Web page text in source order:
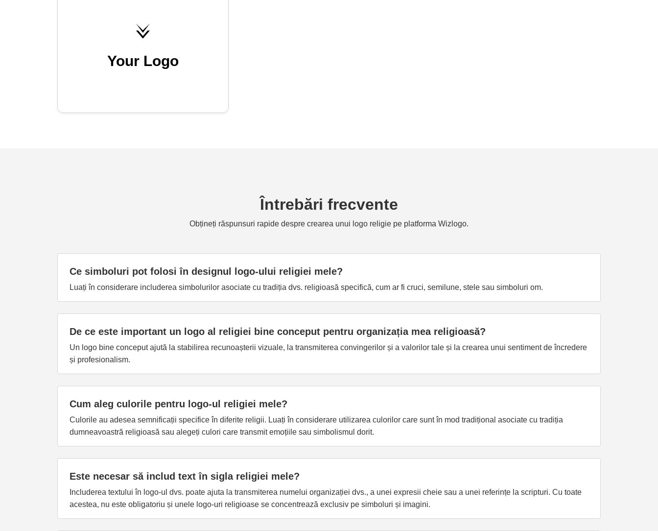
Your Logo
Întrebări frecvente
Obțineți răspunsuri rapide despre crearea unui logo religie pe platforma Wizlogo.
Ce simboluri pot folosi în designul logo-ului religiei mele?
Luați în considerare includerea simbolurilor asociate cu tradiția dvs. religioasă specifică, cum ar fi cruci, semilune, stele sau simboluri om.
De ce este important un logo al religiei bine conceput pentru organizația mea religioasă?
Un logo bine conceput ajută la stabilirea recunoașterii vizuale, la transmiterea convingerilor și a valorilor tale și la crearea unui sentiment de încredere
și profesionalism.
Cum aleg culorile pentru logo-ul religiei mele?
Culorile au adesea semnificații specifice în diferite religii. Luați în considerare utilizarea culorilor care sunt în mod tradițional asociate cu tradiția
dumneavoastră religioasă sau alegeți culori care transmit emoțiile sau simbolismul dorit.
Este necesar să includ text în sigla religiei mele?
Includerea textului în logo-ul dvs. poate ajuta la transmiterea numelui organizației dvs., a unei expresii cheie sau a unei referințe la scripturi. Cu toate
acestea, nu este obligatoriu și unele logo-uri religioase se concentrează exclusiv pe simboluri și imagini.